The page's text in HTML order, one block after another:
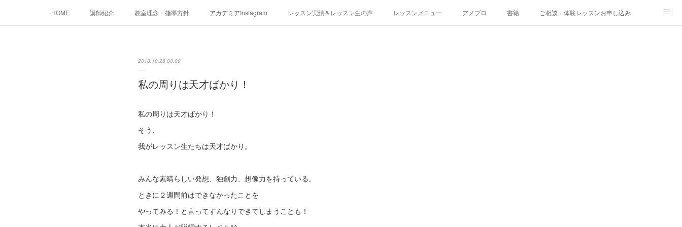
HOME 講師紹介 教室理念・指導方針 アカデミアInstagram レッスン実績＆レッスン生の声 レッスンメニュー アメブロ 書籍 ご相談・体験レッスンお申し込み
2018.10.28 00:00
私の周りは天才ばかり！
私の周りは天才ばかり！
そう、
我がレッスン生たちは天才ばかり。
みんな素晴らしい発想、独創力、想像力を持っている。
ときに２週間前はできなかったことを
やってみる！と言ってすんなりできてしまうことも！